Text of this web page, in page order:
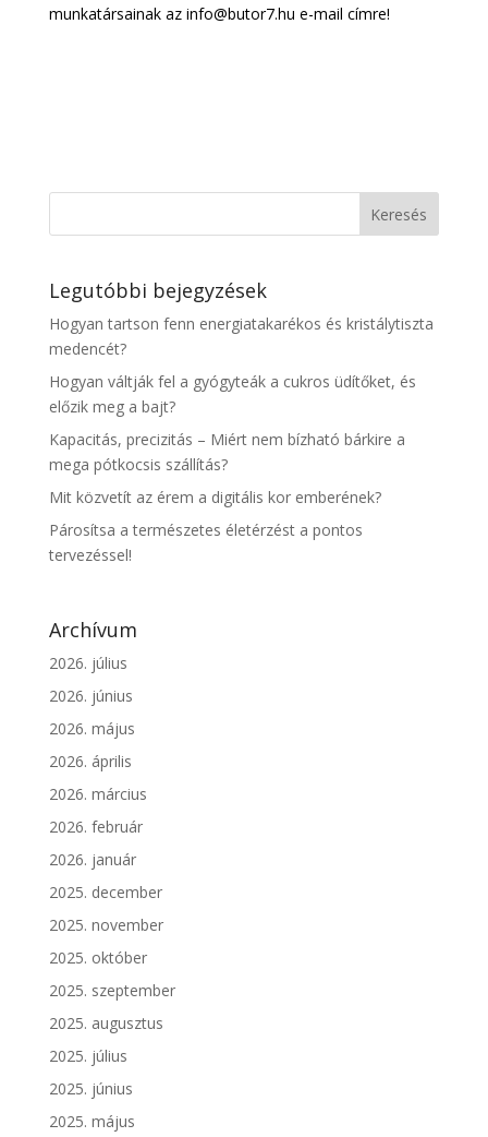
munkatársainak az info@butor7.hu e-mail címre!
Legutóbbi bejegyzések
Hogyan tartson fenn energiatakarékos és kristálytiszta
medencét?
Hogyan váltják fel a gyógyteák a cukros üdítőket, és
előzik meg a bajt?
Kapacitás, precizitás – Miért nem bízható bárkire a
mega pótkocsis szállítás?
Mit közvetít az érem a digitális kor emberének?
Párosítsa a természetes életérzést a pontos
tervezéssel!
Archívum
2026. július
2026. június
2026. május
2026. április
2026. március
2026. február
2026. január
2025. december
2025. november
2025. október
2025. szeptember
2025. augusztus
2025. július
2025. június
2025. május